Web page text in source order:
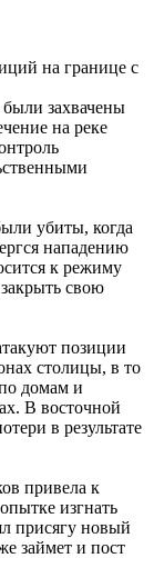
захвачены
на реке
убиты, когда
нападению
к режиму
свою
позиции
столицы, в то
домам и
В восточной
в результате
привела к
изгнать
присягу новый
займет и пост